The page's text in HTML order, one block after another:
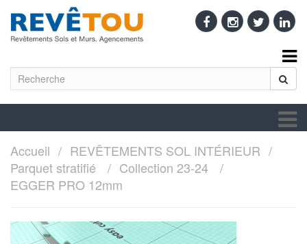
Accueil
REVÊTEMENTS SOL INTÉRIEUR
Parquet stratifié
Collection 23-24
EGGER PRO 12mm